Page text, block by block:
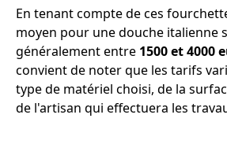
En tenant compte de ces
moyen pour une douche italienne
généralement entre 1500 et 4000
convient de noter que les tarifs
type de matériel choisi, de la
de l'artisan qui effectuera les